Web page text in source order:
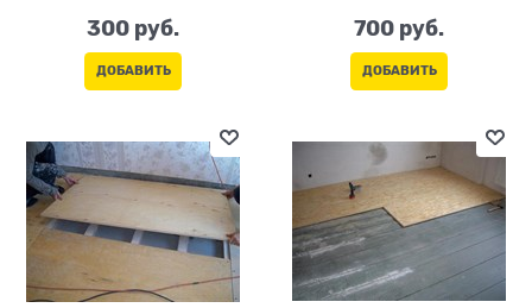
300 руб.
ДОБАВИТЬ
700 руб.
ДОБАВИТЬ